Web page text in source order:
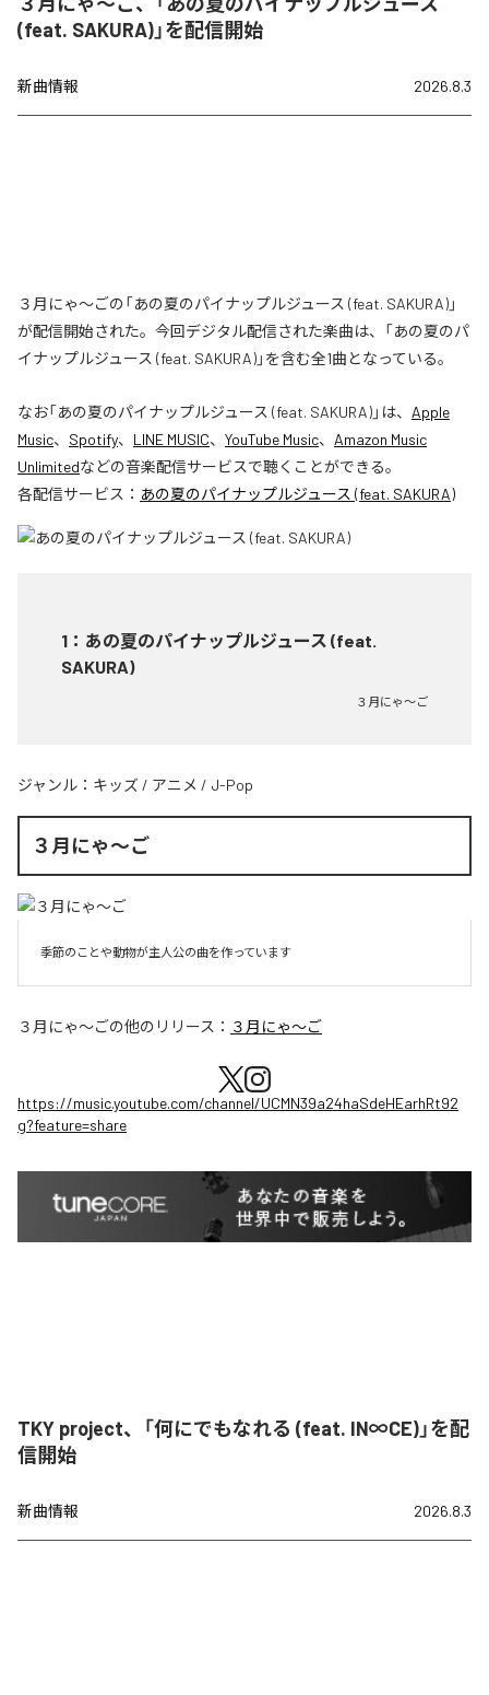
(feat. SAKURA)」を配信開始
新曲情報 2026.8.3
３月にゃ〜ごの「あの夏のパイナップルジュース (feat. SAKURA)」
が配信開始された。今回デジタル配信された楽曲は、「あの夏のパ
イナップルジュース (feat. SAKURA)」を含む全1曲となっている。
なお「あの夏のパイナップルジュース (feat. SAKURA)」は、 Apple
Music、 Spotify、 LINE MUSIC、 YouTube Music、 Amazon Music
Unlimitedなどの音楽配信サービスで聴くことができる。
各配信サービス： あの夏のパイナップルジュース (feat. SAKURA)
1 ： あの夏のパイナップルジュース (feat.
SAKURA)
３月にゃ〜ご
ジャンル： キッズ / アニメ / J-Pop
３月にゃ〜ご
季節のことや動物が主人公の曲を作っています
３月にゃ〜ごの他のリリース： ３月にゃ〜ご
https://music.youtube.com/channel/UCMN39a24haSdeHEarhRt92
g?feature=share
TKY project、「何にでもなれる (feat. IN∞CE)」を配
信開始
新曲情報 2026.8.3